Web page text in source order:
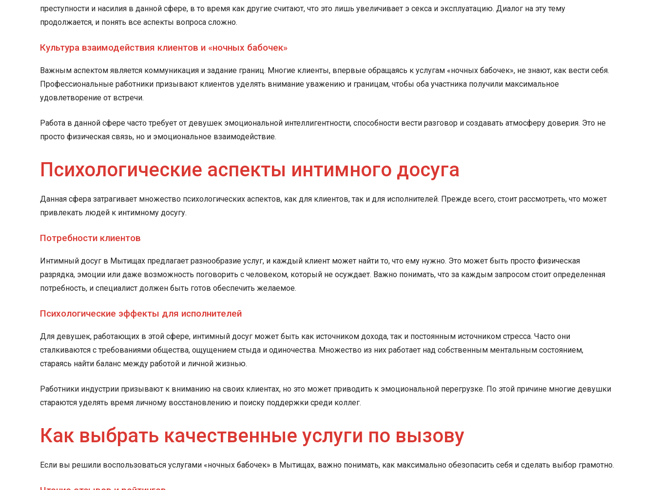
преступности и насилия в данной сфере, в то время как другие считают, что это лишь увеличивает э секса и эксплуатацию. Диалог на эту тему
продолжается, и понять все аспекты вопроса сложно.
Культура взаимодействия клиентов и «ночных бабочек»
Важным аспектом является коммуникация и задание границ. Многие клиенты, впервые обращаясь к услугам «ночных бабочек», не знают, как вести себя.
Профессиональные работники призывают клиентов уделять внимание уважению и границам, чтобы оба участника получили максимальное
удовлетворение от встречи.
Работа в данной сфере часто требует от девушек эмоциональной интеллигентности, способности вести разговор и создавать атмосферу доверия. Это не
просто физическая связь, но и эмоциональное взаимодействие.
Психологические аспекты интимного досуга
Данная сфера затрагивает множество психологических аспектов, как для клиентов, так и для исполнителей. Прежде всего, стоит рассмотреть, что может
привлекать людей к интимному досугу.
Потребности клиентов
Интимный досуг в Мытищах предлагает разнообразие услуг, и каждый клиент может найти то, что ему нужно. Это может быть просто физическая
разрядка, эмоции или даже возможность поговорить с человеком, который не осуждает. Важно понимать, что за каждым запросом стоит определенная
потребность, и специалист должен быть готов обеспечить желаемое.
Психологические эффекты для исполнителей
Для девушек, работающих в этой сфере, интимный досуг может быть как источником дохода, так и постоянным источником стресса. Часто они
сталкиваются с требованиями общества, ощущением стыда и одиночества. Множество из них работает над собственным ментальным состоянием,
стараясь найти баланс между работой и личной жизнью.
Работники индустрии призывают к вниманию на своих клиентах, но это может приводить к эмоциональной перегрузке. По этой причине многие девушки
стараются уделять время личному восстановлению и поиску поддержки среди коллег.
Как выбрать качественные услуги по вызову
Если вы решили воспользоваться услугами «ночных бабочек» в Мытищах, важно понимать, как максимально обезопасить себя и сделать выбор грамотно.